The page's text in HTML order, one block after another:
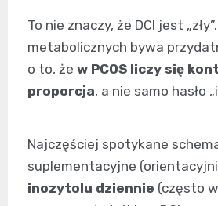
To nie znaczy, że DCI jest
metabolicznych bywa
o to, że w PCOS liczy się
proporcja, a nie samo hasło
Najczęściej spotykane
suplementacyjne
inozytolu dziennie (często